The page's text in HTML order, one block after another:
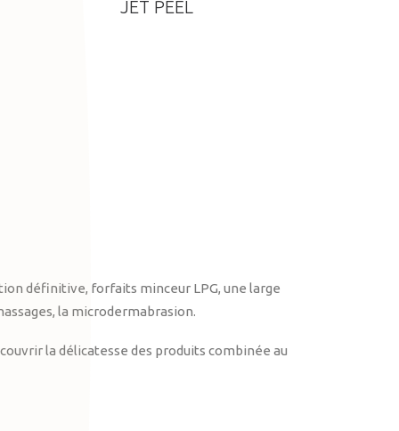
JET PEEL
définitive, forfaits minceur LPG, une large
la microdermabrasion.
la délicatesse des produits combinée au